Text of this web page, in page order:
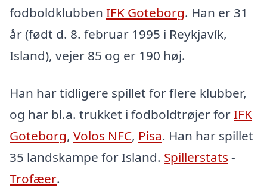
fodboldklubben IFK Goteborg. Han er 31
år (født d. 8. februar 1995 i Reykjavík,
Island), vejer 85 og er 190 høj.
Han har tidligere spillet for flere klubber,
og har bl.a. trukket i fodboldtrøjer forIFK
Goteborg, Volos NFC, Pisa. Han har spillet
35 landskampe for Island. Spillerstats -
Trofæer.